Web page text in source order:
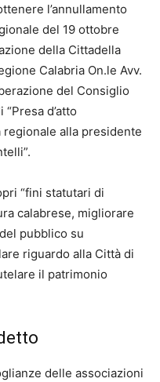
l’annullamento
del 19 ottobre
della Cittadella
Calabria On.le Avv.
del Consiglio
d’atto
alla presidente
“fini statutari di
calabrese, migliorare
pubblico su
riguardo alla Città di
il patrimonio
delle associazioni